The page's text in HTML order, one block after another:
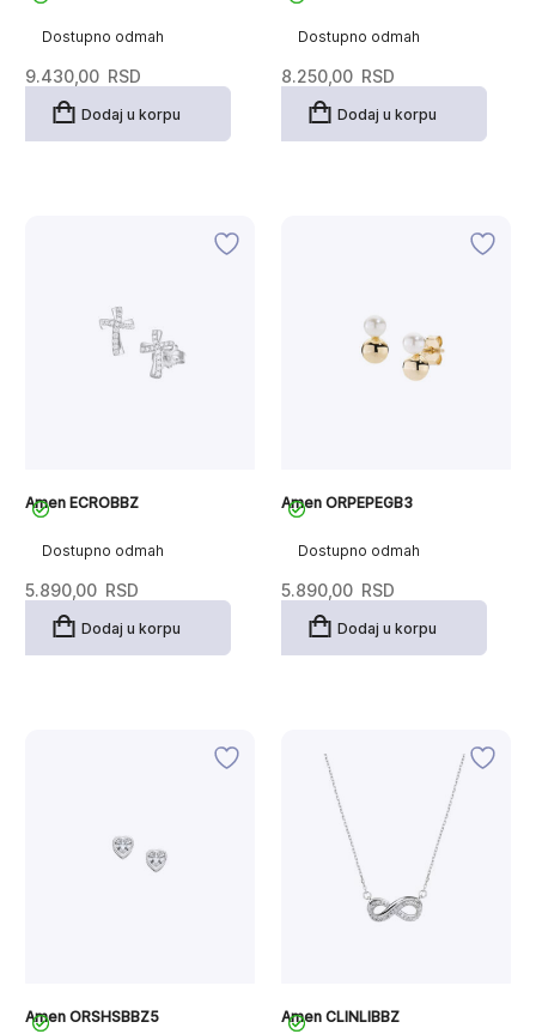
Dostupno odmah
9.430,00 RSD
Dodaj u korpu
Dostupno odmah
8.250,00 RSD
Dodaj u korpu
Dostupno odmah
Amen ECROBBZ
5.890,00 RSD
Dodaj u korpu
Dostupno odmah
Amen ORPEPEGB3
5.890,00 RSD
Dodaj u korpu
Amen ORSHSBBZ5 Amen CLINLIBBZ